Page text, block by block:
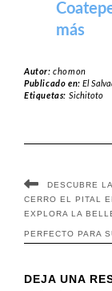
más
Autor:chomon
Publicado en:El
Etiquetas: Sichitoto
DESCUBRE
CERRO EL PITAL
EXPLORA LA
PERFECTO PARA
DEJA UNA